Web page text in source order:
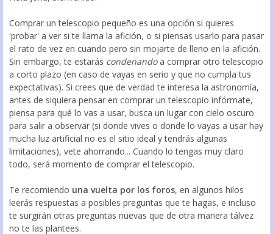
Comprar un telescopio pequeño es una opción si quieres
'probar' a ver si te llama la afición, o si piensas usarlo para pasar
el rato de vez en cuando pero sin mojarte de lleno en la afición.
Sin embargo, te estarás condenandoa comprar otro telescopio
a corto plazo (en caso de vayas en serio y que no cumpla tus
expectativas). Si crees que de verdad te interesa la astronomía,
antes de siquiera pensar en comprar un telescopio infórmate,
piensa para qué lo vas a usar, busca un lugar con cielo oscuro
para salir a observar (si donde vives o donde lo vayas a usar hay
mucha luz artificial no es el sitio ideal y tendrás algunas
limitaciones), vete ahorrando... Cuando lo tengas muy claro
todo, será momento de comprar el telescopio.
Te recomiendo una vuelta por los foros, en algunos hilos
leerás respuestas a posibles preguntas que te hagas, e incluso
te surgirán otras preguntas nuevas que de otra manera tálvez
no te las plantees.